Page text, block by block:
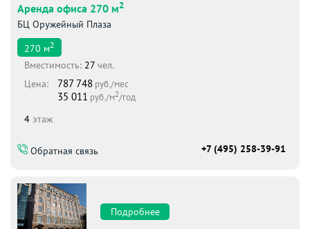
Аренда офиса 270 м2
БЦ Оружейный Плаза
270 м2
Вместимоcть: 27 чел.
Цена:
787 748 руб./мес
35 011 руб./м2/год
4 этаж
Обратная связь +7 (495) 258-39-91
Подробнее